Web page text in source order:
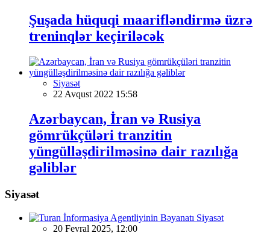
Şuşada hüquqi maarifləndirmə üzrə
treninqlər keçiriləcək
Siyasət
22 Avqust 2022 15:58
Azərbaycan, İran və Rusiya
gömrükçüləri tranzitin
yüngülləşdirilməsinə dair razılığa
gəliblər
Siyasət
Siyasət
20 Fevral 2025, 12:00